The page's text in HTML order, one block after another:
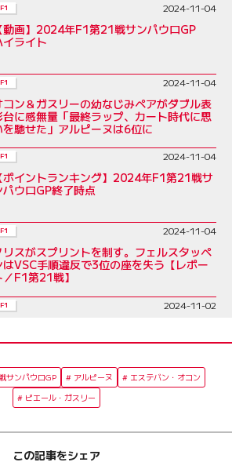
F1 2024-11-04
動画】2024年F1第21戦サンパウロGP
イライト
F1 2024-11-04
コン＆ガスリーの幼なじみペアがダブル表
台に感無量「最終ラップ、カート時代に思
を馳せた」アルピーヌは6位に
F1 2024-11-04
ポイントランキング】2024年F1第21戦サ
パウロGP終了時点
F1 2024-11-04
リスがスプリントを制す。フェルスタッペ
はVSC手順違反で3位の座を失う【レポー
／F1第21戦】
F1 2024-11-02
サンパウロGP アルピーヌ
エステバン・オコン
ピエール・ガスリー
この記事をシェア